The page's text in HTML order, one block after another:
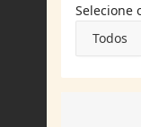
Selecione
Todos